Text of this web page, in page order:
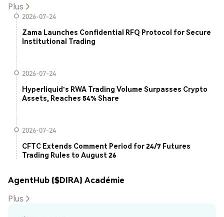
Plus
2026-07-24
Zama Launches Confidential RFQ Protocol for Secure
Institutional Trading
2026-07-24
Hyperliquid's RWA Trading Volume Surpasses Crypto
Assets, Reaches 54% Share
2026-07-24
CFTC Extends Comment Period for 24/7 Futures
Trading Rules to August 26
AgentHub ($DIRA) Académie
Plus